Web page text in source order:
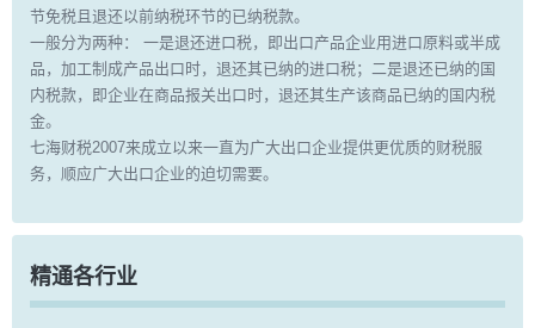
节免税且退还以前纳税环节的已纳税款。
一般分为两种： 一是退还进口税，即出口产品企业用进口原料或半成
品，加工制成产品出口时，退还其已纳的进口税；二是退还已纳的国
内税款，即企业在商品报关出口时，退还其生产该商品已纳的国内税
金。
七海财税2007来成立以来一直为广大出口企业提供更优质的财税服
务，顺应广大出口企业的迫切需要。
精通各行业